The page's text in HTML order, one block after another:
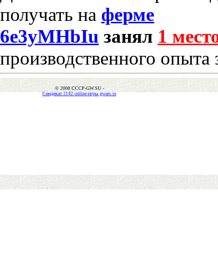
получать на ферме
6e3yMHbIu занял 1
производственного опыта
© 2008 CCCP-GW.SU -
Синдикат 2142 online-игры gwars.io